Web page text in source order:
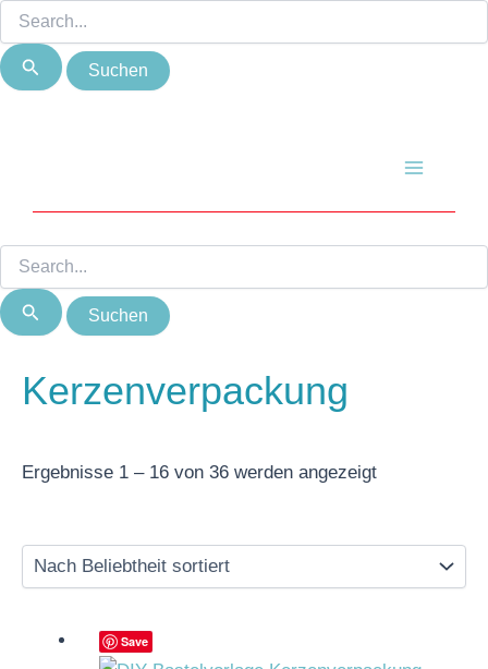
Zum
Inhalt
springen
nach:
nach:
Kerzenverpackung
Ergebnisse 1 – 16 von 36 werden angezeigt
Beliebtheit
Save